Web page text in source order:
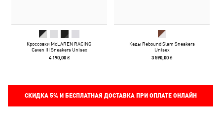
Кроссовки McLAREN RACING
Caven III Sneakers Unisex
4 190,00 ₴
Кеды Rebound Slam Sneakers
Unisex
3 590,00 ₴
СКИДКА 5%И БЕСПЛАТНАЯ ДОСТАВКА ПРИ ОПЛАТЕ ОНЛАЙН